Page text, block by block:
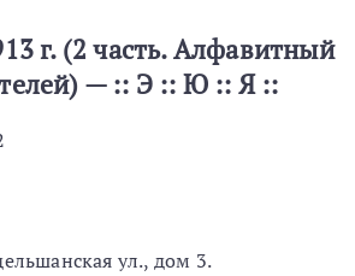
г. (2 часть. Алфавитный
— :: Э :: Ю :: Я ::
ул., дом 3.